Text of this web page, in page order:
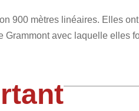
900 mètres linéaires. Elles
avec laquelle elles